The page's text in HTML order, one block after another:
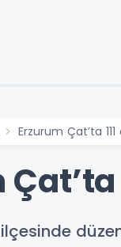
Erzurum Çat’ta